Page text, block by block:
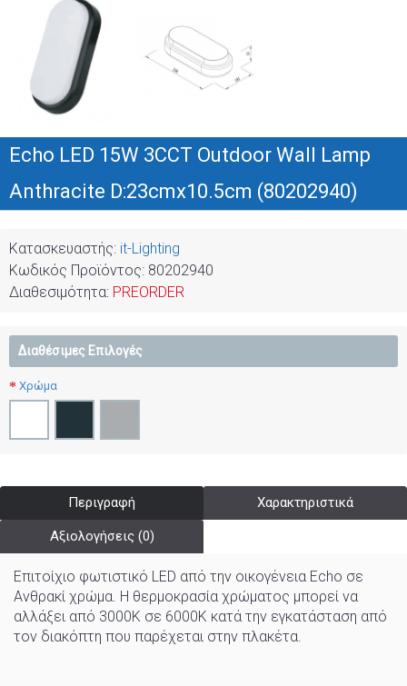
Echo LED 15W 3CCT Outdoor Wall Lamp
Anthracite D:23cmx10.5cm (80202940)
Κατασκευαστής: it-Lighting
Κωδικός Προϊόντος: 80202940
Διαθεσιμότητα: PREORDER
Διαθέσιμες Επιλογές
Χρώμα
Περιγραφή Χαρακτηριστικά
Αξιολογήσεις (0)
Επιτοίχιο φωτιστικό LED από την οικογένεια Echo σε
Ανθρακί χρώμα. Η θερμοκρασία χρώματος μπορεί να
αλλάξει από 3000K σε 6000K κατά την εγκατάσταση από
τον διακόπτη που παρέχεται στην πλακέτα.